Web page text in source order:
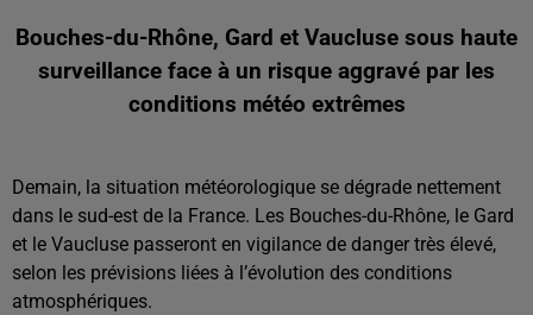
Bouches-du-Rhône, Gard et Vaucluse sous haute
surveillance face à un risque aggravé par les
conditions météo extrêmes
Demain, la situation météorologique se dégrade nettement
dans le sud-est de la France. Les Bouches-du-Rhône, le Gard
et le Vaucluse passeront en vigilance de danger très élevé,
selon les prévisions liées à l’évolution des conditions
atmosphériques.